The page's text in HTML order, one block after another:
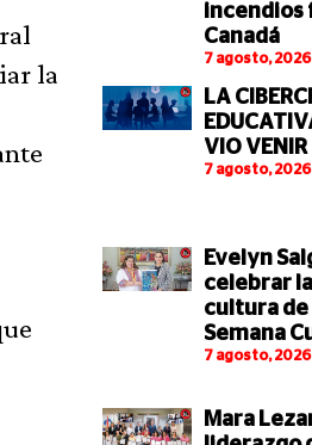
la
incendios
Canadá
7 agosto, 2026
LA
VIO VENIR
7 agosto, 2026
Evelyn
celebrar
cultura
Semana
7 agosto, 2026
Mara